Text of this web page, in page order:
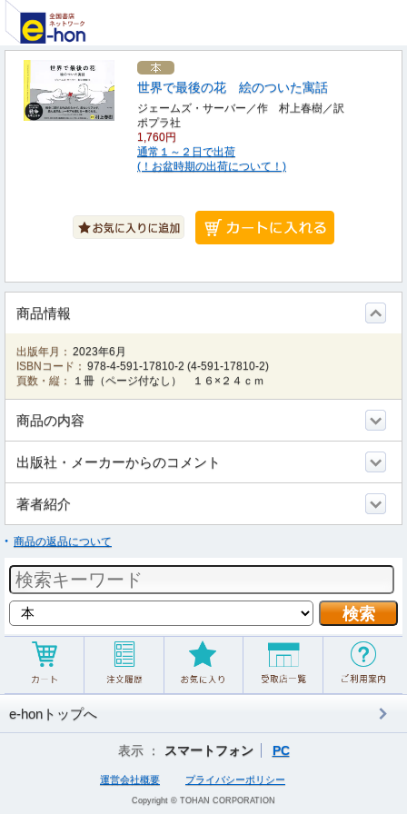
世界で最後の花 絵のついた寓話
ジェームズ・サーバー／作 村上春樹／訳
ポプラ社
1,760円
通常１～２日で出荷
(！お盆時期の出荷について！)
商品情報
出版年月： 2023年6月
ISBNコード： 978-4-591-17810-2 (4-591-17810-2)
頁数・縦：
１冊（ページ付なし） １６×２４ｃｍ
商品の内容
出版社・メーカーからのコメント
著者紹介
商品の返品について
e-honトップへ
表示 ： スマートフォン PC
運営会社概要 プライバシーポリシー
Copyright © TOHAN CORPORATION